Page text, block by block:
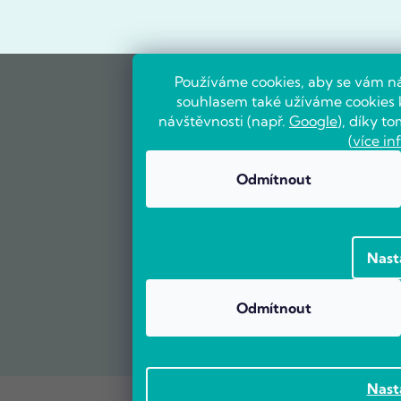
Používáme cookies, aby se vám
souhlasem také užíváme
návštěvnosti (např. Google), díky
(více
Odmítnout
Odmítnout